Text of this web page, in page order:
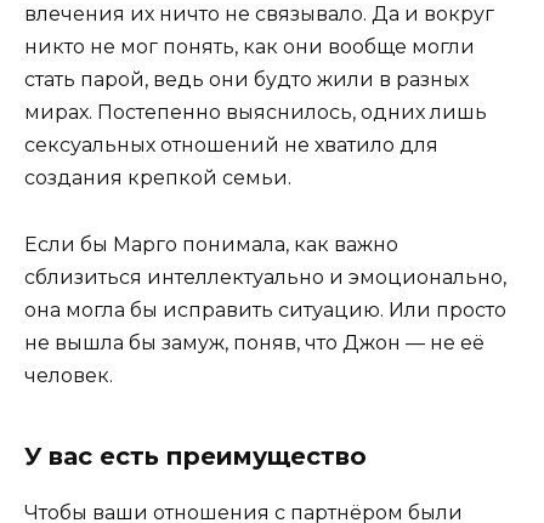
влечения их ничто не связывало. Да и вокруг
никто не мог понять, как они вообще могли
стать парой, ведь они будто жили в разных
мирах. Постепенно выяснилось, одних лишь
сексуальных отношений не хватило для
создания крепкой семьи.
Если бы Марго понимала, как важно
сблизиться интеллектуально и эмоционально,
она могла бы исправить ситуацию. Или просто
не вышла бы замуж, поняв, что Джон — не её
человек.
У вас есть преимущество
Чтобы ваши отношения с партнёром были